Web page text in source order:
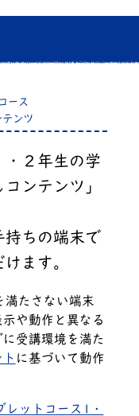
ース
テンツ
・２年生の学
ンテンツ」
持ちの端末で
ます。
満たさない端末
や動作と異なる
受講環境を満た
に基づいて動作
レットコース1・